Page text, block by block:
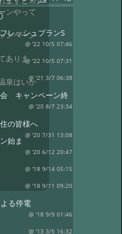
ンやって
ンペーン
ありま
泉はいか
レッシュプランS
@ '22 10/5 07:46
@ '22 10/5 07:31
@ '21 3/7 06:38
キャンペーン終
@ '20 8/7 23:34
の皆様へ
@ '20 7/31 13:08
始ま
@ '20 6/12 20:47
@ '18 9/14 05:15
@ '18 9/11 09:20
る停電
@ '18 9/9 01:46
@ '13 3/5 16:32